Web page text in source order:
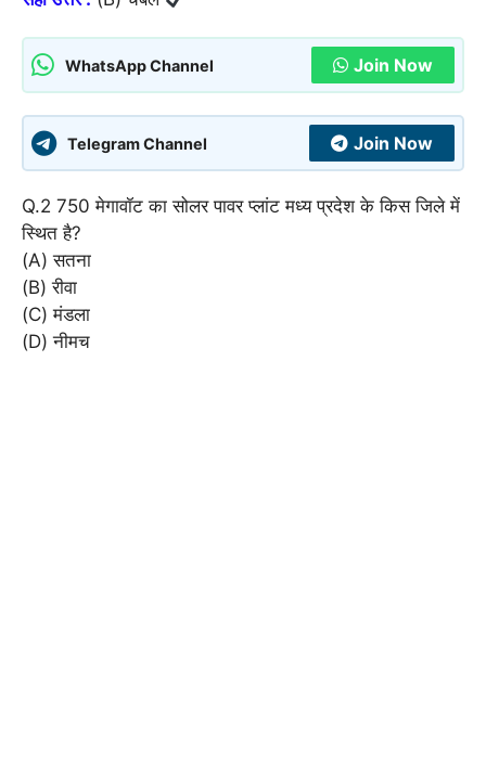
WhatsApp Channel Join Now
Telegram Channel Join Now
Q.2 750 मेगावॉट का सोलर पावर प्लांट मध्य प्रदेश के किस जिले में
स्थित है?
(A) सतना
(B) रीवा
(C) मंडला
(D) नीमच